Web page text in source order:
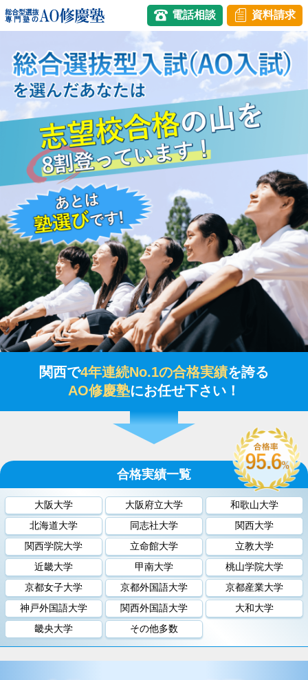
へ
ス
電話相談 資料請求
関西で4年連続No.1の合格実績を誇る
AO修慶塾にお任せ下さい！
合格実績一覧
大阪大学 大阪府立大学
和歌山大学
北海道大学
同志社大学
関西大学
関西学院大学
立命館大学
立教大学
近畿大学
甲南大学
桃山学院大学
京都女子大学
京都外国語大学
京都産業大学
神戸外国語大学
関西外国語大学
大和大学
畿央大学
その他多数